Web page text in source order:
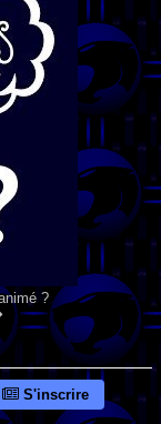
?
S'inscrire